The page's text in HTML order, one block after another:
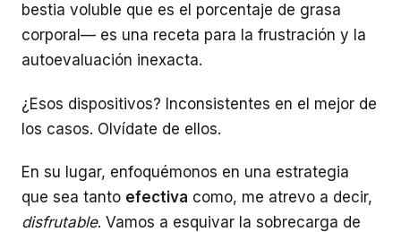
bestia voluble que es el porcentaje de grasa
corporal— es una receta para la frustración y la
autoevaluación inexacta.
¿Esos dispositivos? Inconsistentes en el mejor de
los casos. Olvídate de ellos.
En su lugar, enfoquémonos en una estrategia
que sea tanto efectiva como, me atrevo a decir,
disfrutable. Vamos a esquivar la sobrecarga de